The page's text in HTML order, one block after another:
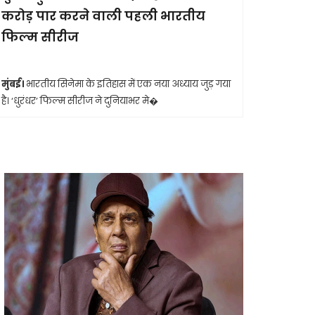
करोड़ पार करने वाली पहली भारतीय
फिल्म सीरीज
मुंबई। भारतीय सिनेमा के इतिहास में एक नया अध्याय जुड़ गया
है। ‘धुरंधर’ फिल्म सीरीज ने दुनियाभर मे�